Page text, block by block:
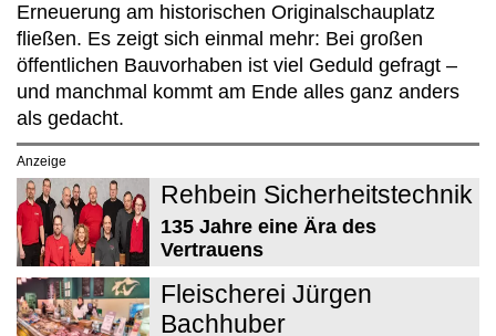
Erneuerung am historischen Originalschauplatz
fließen. Es zeigt sich einmal mehr: Bei großen
öffentlichen Bauvorhaben ist viel Geduld gefragt –
und manchmal kommt am Ende alles ganz anders
als gedacht.
Anzeige
Rehbein Sicherheitstechnik
135 Jahre eine Ära des
Vertrauens
Fleischerei Jürgen
Bachhuber